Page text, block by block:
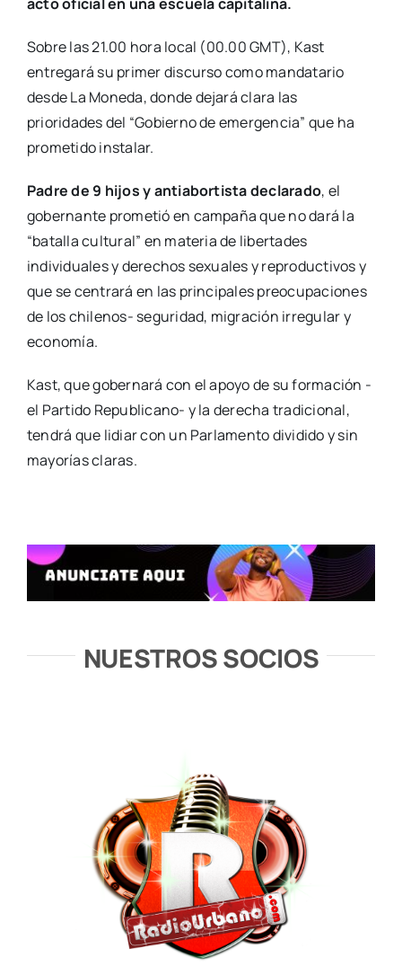
Sobre las 21.00 hora local (00.00 GMT), Kast
entregará su primer discurso como mandatario
desde La Moneda, donde dejará clara las
prioridades del “Gobierno de emergencia” que ha
prometido instalar.
Padre de 9 hijos y antiabortista declarado, el
gobernante prometió en campaña que no dará la
“batalla cultural” en materia de libertades
individuales y derechos sexuales y reproductivos y
que se centrará en las principales preocupaciones
de los chilenos- seguridad, migración irregular y
economía.
Kast, que gobernará con el apoyo de su formación -
el Partido Republicano- y la derecha tradicional,
tendrá que lidiar con un Parlamento dividido y sin
mayorías claras.
NUESTROS SOCIOS